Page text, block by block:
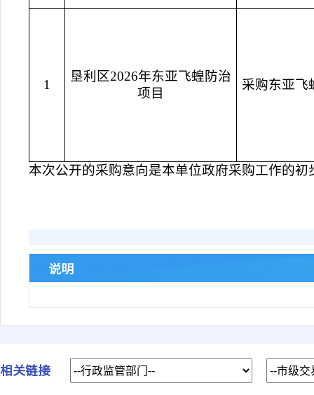
1
垦利区2026年东亚飞蝗防治
项目
采购东亚飞
本次公开的采购意向是本单位政府采购工作的
说明
相关链接